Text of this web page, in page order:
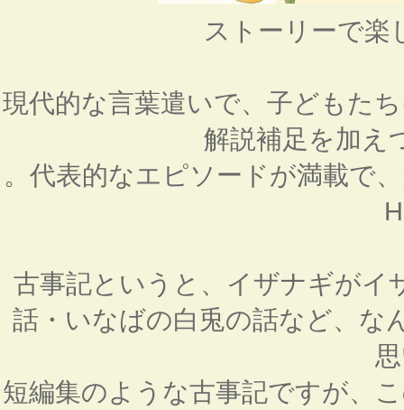
ストーリーで
現代的な言葉遣いで、子どもた
解説補足を加え
。代表的なエピソードが満載で
古事記というと、イザナギがイ
話・いなばの白兎の話など、な
短編集のような古事記ですが、